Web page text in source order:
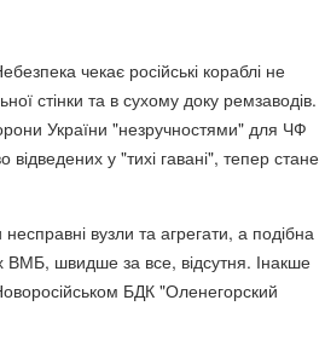
чекає російські кораблі не
стінки та в сухому доку ремзаводів.
України "незручностями" для ЧФ
у "тихі гавані", тепер стане
вузли та агрегати, а подібна
ВМБ, швидше за все, відсутня. Інакше
БДК "Оленегорский